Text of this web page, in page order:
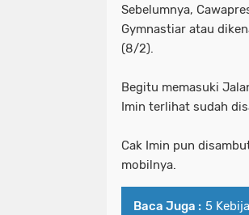
Sebelumnya,
Gymnastiar atau
(8/2).
Begitu memasuki
Imin terlihat sudah
Cak Imin pun
mobilnya.
Baca Juga : 5